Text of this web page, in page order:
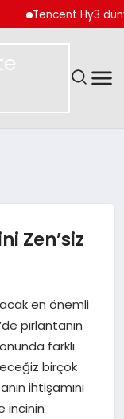
Tencent Hy3 dünya
Zen’siz
en önemli
pırlantanın
farklı
birçok
ihtişamını
incinin